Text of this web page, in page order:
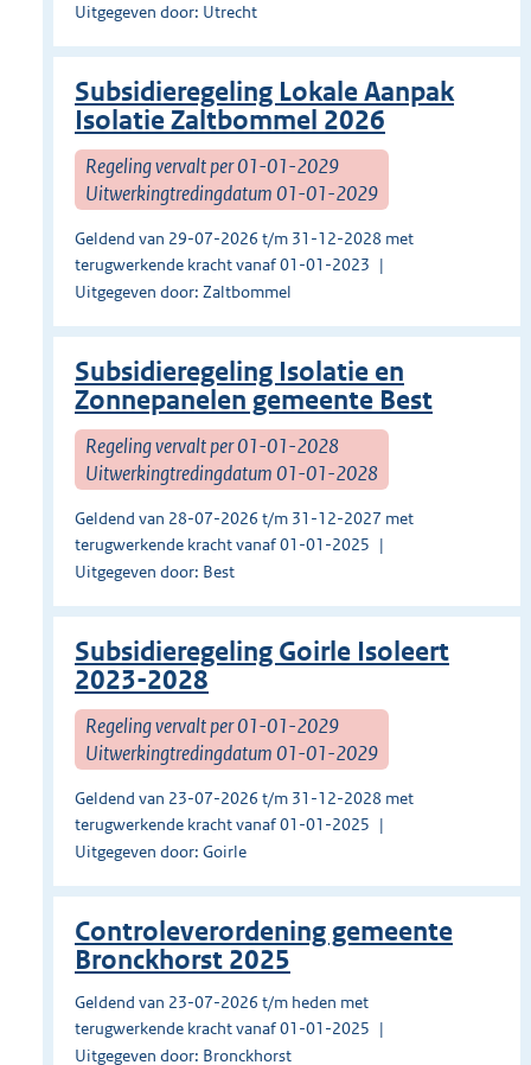
Uitgegeven door: Utrecht
Subsidieregeling Lokale Aanpak
Isolatie Zaltbommel 2026
Regeling vervalt per 01-01-2029
Uitwerkingtredingdatum 01-01-2029
Geldend van 29-07-2026 t/m 31-12-2028 met
terugwerkende kracht vanaf 01-01-2023
Uitgegeven door: Zaltbommel
Subsidieregeling Isolatie en
Zonnepanelen gemeente Best
Regeling vervalt per 01-01-2028
Uitwerkingtredingdatum 01-01-2028
Geldend van 28-07-2026 t/m 31-12-2027 met
terugwerkende kracht vanaf 01-01-2025
Uitgegeven door: Best
Subsidieregeling Goirle Isoleert
2023-2028
Regeling vervalt per 01-01-2029
Uitwerkingtredingdatum 01-01-2029
Geldend van 23-07-2026 t/m 31-12-2028 met
terugwerkende kracht vanaf 01-01-2025
Uitgegeven door: Goirle
Controleverordening gemeente
Bronckhorst 2025
Geldend van 23-07-2026 t/m heden met
terugwerkende kracht vanaf 01-01-2025
Uitgegeven door: Bronckhorst